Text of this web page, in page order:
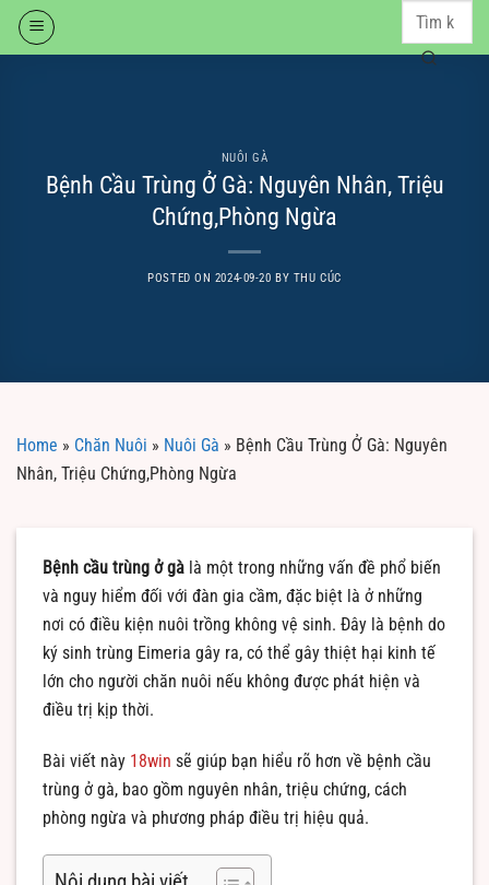
Skip
NUÔI GÀ
Bệnh Cầu Trùng Ở Gà: Nguyên Nhân, Triệu
Chứng,Phòng Ngừa
POSTED ON 2024-09-20 BY THU CÚC
Home » Chăn Nuôi » Nuôi Gà » Bệnh Cầu Trùng Ở Gà: Nguyên
Nhân, Triệu Chứng,Phòng Ngừa
Bệnh cầu trùng ở gà là một trong những vấn đề phổ biến
và nguy hiểm đối với đàn gia cầm, đặc biệt là ở những
nơi có điều kiện nuôi trồng không vệ sinh. Đây là bệnh do
ký sinh trùng Eimeria gây ra, có thể gây thiệt hại kinh tế
lớn cho người chăn nuôi nếu không được phát hiện và
điều trị kịp thời.
Bài viết này 18win sẽ giúp bạn hiểu rõ hơn về bệnh cầu
trùng ở gà, bao gồm nguyên nhân, triệu chứng, cách
phòng ngừa và phương pháp điều trị hiệu quả.